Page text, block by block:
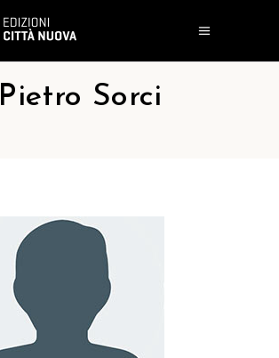
Pietro Sorci